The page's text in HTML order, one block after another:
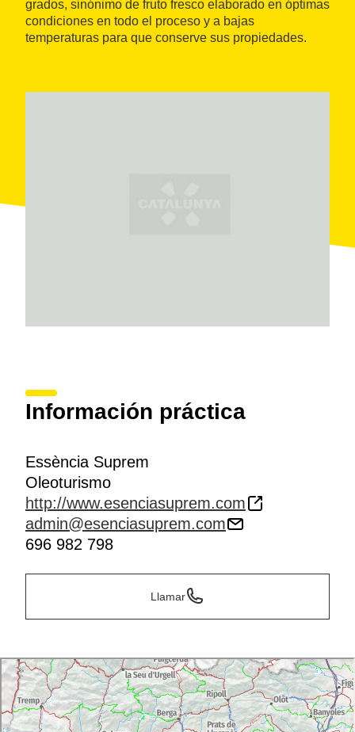
grados, sinónimo de fruto fresco elaborado en óptimas
condiciones en todo el proceso y a bajas
temperaturas para que conserve sus propiedades.
Información práctica
Essència Suprem
Oleoturismo
http://www.esenciasuprem.com
admin@esenciasuprem.com
696 982 798
Llamar